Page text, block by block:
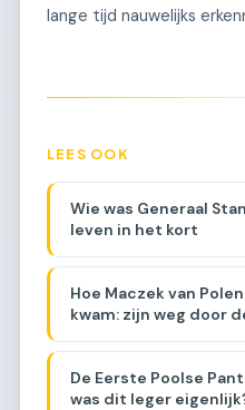
lange tijd nauwelijks
LEES OOK
Wie was Generaal
leven in het kort
Hoe Maczek van
kwam: zijn weg door
De Eerste Poolse
was dit leger